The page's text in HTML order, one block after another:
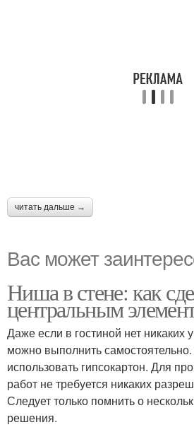
читать дальше →
Вас может
Ниша в стене: как
центральным
Даже если в гостиной нет никаких
можно выполнить самостоятельно.
использовать гипсокартон. Для
работ не требуется никаких
Следует только помнить о
решения.